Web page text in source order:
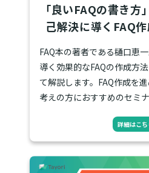
「良いFAQの書き
己解決に導くFAQ
FAQ本の著者である樋口恵
導く効果的なFAQの作成方
て解説します。FAQ作成を
考えの方におすすめのセミナ
詳細はこち